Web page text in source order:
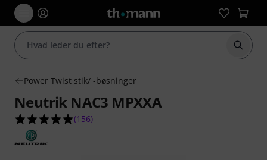
Start
Power Twist stik/ -bøsninger
Neutrik NAC3 MPXXA
4.9 ud af 5 stjerner fra 156 kundebedømmelser
(156)